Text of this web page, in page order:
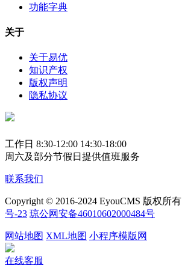
功能字典
关于
关于易优
知识产权
版权声明
隐私协议
工作日 8:30-12:00 14:30-18:00
周六及部分节假日提供值班服务
联系我们
Copyright © 2016-2024 EyouCMS 版权所有
号-23 琼公网安备46010602000484号
网站地图 XML地图 小程序模版网
在线客服